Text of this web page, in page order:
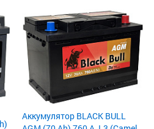
Аккумулятор BLACK BULL